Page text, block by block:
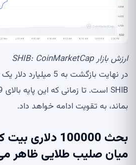
ارزش بازار SHIB:CoinMarketCap
در نهایت بازگشت به 5
بماند، به تقویت ادامه خواهد داد.
بحث 100000
میان صلیب طلایی ظاهر